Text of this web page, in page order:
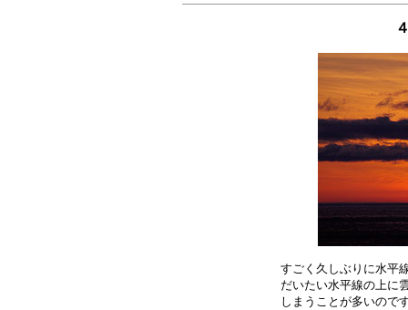
すごく久しぶりに水平
だいたい水平線の上に
しまうことが多いので